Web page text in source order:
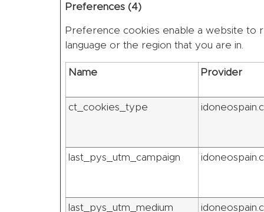
Preferences (4)
Preference cookies enable a website to
language or the region that you are in.
Name Provider
ct_cookies_type
last_pys_utm_campaign
last_pys_utm_medium